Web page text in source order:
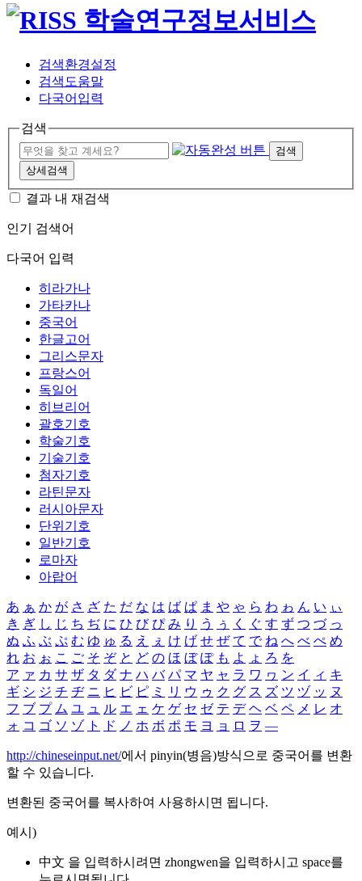
검색환경설정
검색도움말
다국어입력
검색
검색
상세검색
결과 내 재검색
인기 검색어
다국어 입력
히라가나
가타카나
중국어
한글고어
그리스문자
프랑스어
독일어
히브리어
괄호기호
학술기호
기술기호
첨자기호
라틴문자
러시아문자
단위기호
일반기호
로마자
아랍어
あ ぁ か が さ ざ た だ な は ば ぱ ま や ゃ ら わ ゎ ん い ぃ
き ぎ し じ ち ぢ に ひ び ぴ み り う ぅ く ぐ す ず つ づ っ
ぬ ふ ぶ ぷ む ゆ ゅ る え ぇ け げ せ ぜ て で ね へ べ ぺ め
れ お ぉ こ ご そ ぞ と ど の ほ ぼ ぽ も よ ょ ろ を
ア ァ カ サ ザ タ ダ ナ ハ バ パ マ ヤ ャ ラ ワ ヮ ン イ ィ キ
ギ シ ジ チ ヂ ニ ヒ ビ ピ ミ リ ウ ゥ ク グ ス ズ ツ ヅ ッ ヌ
フ ブ プ ム ユ ュ ル エ ェ ケ ゲ セ ゼ テ デ ヘ ベ ペ メ レ オ
ォ コ ゴ ソ ゾ ト ド ノ ホ ボ ポ モ ヨ ョ ロ ヲ ―
http://chineseinput.net/에서 pinyin(병음)방식으로 중국어를 변환
할 수 있습니다.
변환된 중국어를 복사하여 사용하시면 됩니다.
예시)
中文 을 입력하시려면 zhongwen을 입력하시고 space를